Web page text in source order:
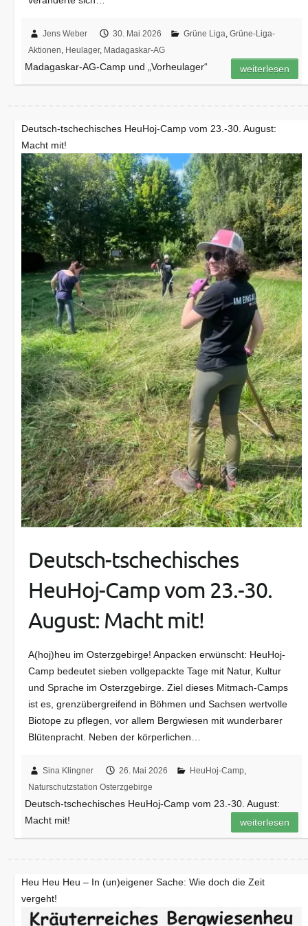
Jens Weber 30. Mai 2026 Grüne Liga,Grüne-Liga-
Aktionen, Heulager, Madagaskar-AG
Madagaskar-AG-Camp und „Vorheulager“ weiterlesen
Deutsch-tschechisches HeuHoj-Camp vom 23.-30. August:
Macht mit!
Deutsch-tschechisches
HeuHoj-Camp vom 23.-30.
August: Macht mit!
A(hoj)heu im Osterzgebirge! Anpacken erwünscht: HeuHoj-
Camp bedeutet sieben vollgepackte Tage mit Natur, Kultur
und Sprache im Osterzgebirge. Ziel dieses Mitmach-Camps
ist es, grenzübergreifend in Böhmen und Sachsen wertvolle
Biotope zu pflegen, vor allem Bergwiesen mit wunderbarer
Blütenpracht. Neben der körperlichen…
Sina Klingner 26. Mai 2026 HeuHoj-Camp,
Naturschutzstation Osterzgebirge
Deutsch-tschechisches HeuHoj-Camp vom 23.-30. August:
Macht mit!
weiterlesen
Heu Heu Heu – In (un)eigener Sache: Wie doch die Zeit
vergeht!